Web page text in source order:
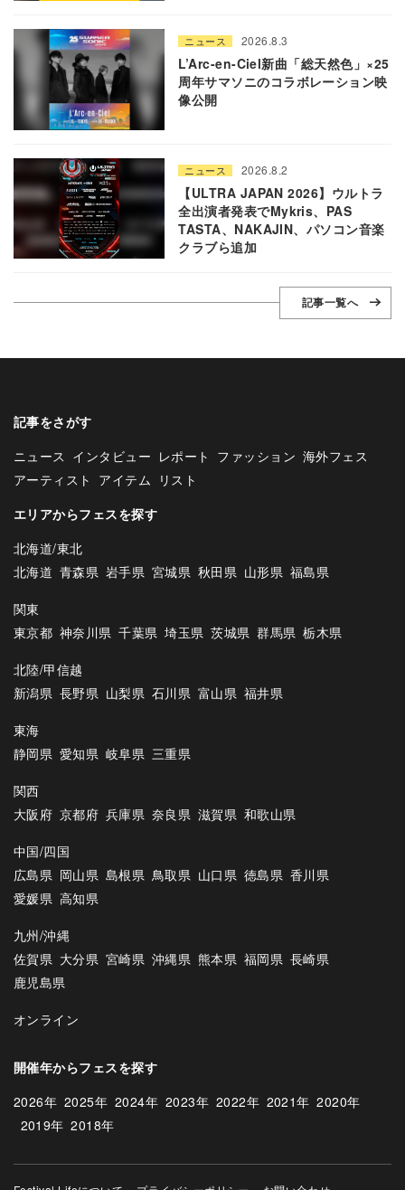
ニュース 2026.8.3
L’Arc-en-Ciel新曲「総天然色」×25
周年サマソニのコラボレーション映
像公開
ニュース 2026.8.2
【ULTRA JAPAN 2026】ウルトラ
全出演者発表でMykris、PAS
TASTA、NAKAJIN、パソコン音楽
クラブら追加
記事一覧へ
記事をさがす
ニュース インタビュー レポート ファッション 海外フェス
アーティスト アイテム
リスト
エリアからフェスを探す
北海道/東北
北海道 青森県 岩手県 宮城県 秋田県 山形県 福島県
関東
東京都 神奈川県 千葉県 埼玉県 茨城県 群馬県 栃木県
北陸/甲信越
新潟県 長野県 山梨県 石川県 富山県 福井県
東海
静岡県 愛知県 岐阜県 三重県
関西
大阪府 京都府 兵庫県 奈良県 滋賀県 和歌山県
中国/四国
広島県 岡山県 島根県 鳥取県 山口県 徳島県 香川県
愛媛県 高知県
九州/沖縄
佐賀県 大分県 宮崎県 沖縄県 熊本県 福岡県 長崎県
鹿児島県
オンライン
開催年からフェスを探す
2026年 2025年 2024年 2023年 2022年 2021年 2020年
2019年 2018年